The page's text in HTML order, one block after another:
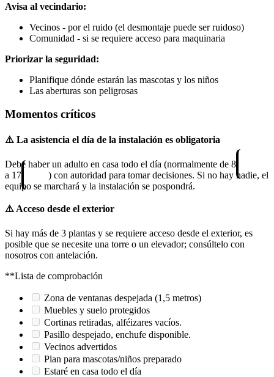
Avisa al vecindario:
Vecinos - por el ruido (el desmontaje puede ser ruidoso)
Comunidad - si se requiere acceso para maquinaria
Priorizar la seguridad:
Planifique dónde estarán las mascotas y los niños
Las aberturas son peligrosas
Momentos críticos
⚠️ La asistencia el día de la instalación es obligatoria
Debe haber un adulto en casa todo el día (normalmente de 8
a 17
) con autoridad para tomar decisiones. Si no hay nadie, el
equipo se marchará y la instalación se pospondrá.
⚠️ Acceso desde el exterior
Si hay más de 3 plantas y se requiere acceso desde el exterior, es
posible que se necesite una torre o un elevador; consúltelo con
nosotros con antelación.
**Lista de comprobación
Zona de ventanas despejada (1,5 metros)
Muebles y suelo protegidos
Cortinas retiradas, alféizares vacíos.
Pasillo despejado, enchufe disponible.
Vecinos advertidos
Plan para mascotas/niños preparado
Estaré en casa todo el día